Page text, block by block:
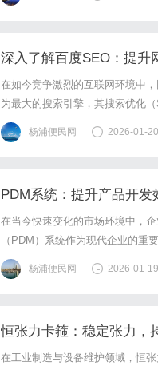
件审理期限有明确的时间限制。
深入了解百度SEO：提升
在如今竞争激烈的互联网环境中
为最大的搜索引擎，其搜索优化
实施策略，以帮助网站管理员和
SEO的基础知识是实现有效优化
杨浦便民网 2026-01-20
PDM系统：提升产品开发
在当今快速变化的市场环境中，
（PDM）系统作为现代企业的重
展提供坚实的基础。本文将深入
PDM系统？PDM系统，即产品数
杨浦便民网 2026-01-19
恒张力卡箍：稳定张力，
在工业制造与设备维护领域，恒